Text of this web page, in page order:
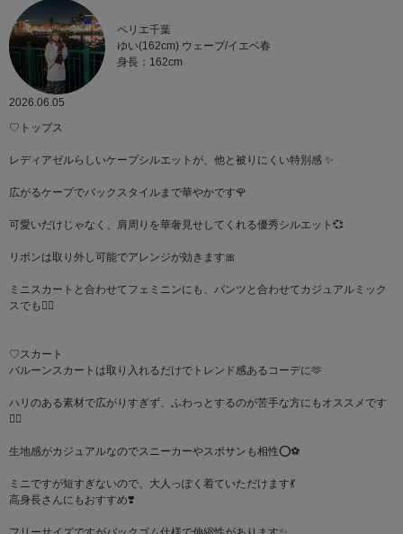
ペリエ千葉
ゆい(162cm) ウェーブ/イエベ春
身長：162cm
2026.06.05
♡トップス
レディアゼルらしいケープシルエットが、他と被りにくい特別感 ✨
広がるケープでバックスタイルまで華やかです🌹
可愛いだけじゃなく、肩周りを華奢見せしてくれる優秀シルエット💞
リボンは取り外し可能でアレンジが効きます🎀
ミニスカートと合わせてフェミニンにも、パンツと合わせてカジュアルミック
スでも🙆‍♀️
♡スカート
バルーンスカートは取り入れるだけでトレンド感あるコーデに🫶
ハリのある素材で広がりすぎず、ふわっとするのが苦手な方にもオススメです
🙆‍♀️
生地感がカジュアルなのでスニーカーやスポサンも相性⭕️⚽️
ミニですが短すぎないので、大人っぽく着ていただけます💃
高身長さんにもおすすめ❣️